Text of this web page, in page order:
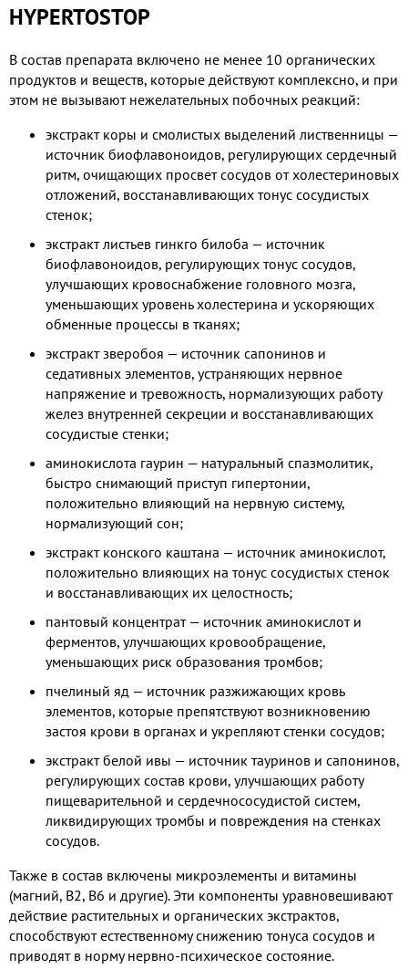
HYPERTOSTOP
В состав препарата включено не менее 10 органических
продуктов и веществ, которые действуют комплексно, и при
этом не вызывают нежелательных побочных реакций:
экстракт коры и смолистых выделений лиственницы —
источник биофлавоноидов, регулирующих сердечный
ритм, очищающих просвет сосудов от холестериновых
отложений, восстанавливающих тонус сосудистых
стенок;
экстракт листьев гинкго билоба — источник
биофлавоноидов, регулирующих тонус сосудов,
улучшающих кровоснабжение головного мозга,
уменьшающих уровень холестерина и ускоряющих
обменные процессы в тканях;
экстракт зверобоя — источник сапонинов и
седативных элементов, устраняющих нервное
напряжение и тревожность, нормализующих работу
желез внутренней секреции и восстанавливающих
сосудистые стенки;
аминокислота гаурин — натуральный спазмолитик,
быстро снимающий приступ гипертонии,
положительно влияющий на нервную систему,
нормализующий сон;
экстракт конского каштана — источник аминокислот,
положительно влияющих на тонус сосудистых стенок
и восстанавливающих их целостность;
пантовый концентрат — источник аминокислот и
ферментов, улучшающих кровообращение,
уменьшающих риск образования тромбов;
пчелиный яд — источник разжижающих кровь
элементов, которые препятствуют возникновению
застоя крови в органах и укрепляют стенки сосудов;
экстракт белой ивы — источник тауринов и сапонинов,
регулирующих состав крови, улучшающих работу
пищеварительной и сердечнососудистой систем,
ликвидирующих тромбы и повреждения на стенках
сосудов.
Также в состав включены микроэлементы и витамины
(магний, В2, В6 и другие). Эти компоненты уравновешивают
действие растительных и органических экстрактов,
способствуют естественному снижению тонуса сосудов и
приводят в норму нервно-психическое состояние.